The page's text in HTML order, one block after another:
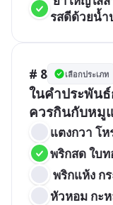
รสดีด้วยน้
# 8 เลือกประเภท
ในคำประพันธ์
ควรกินกับหมู
แตงกวา โห
พริกสด ใบท
พริกแห้ง ก
หัวหอม กะ